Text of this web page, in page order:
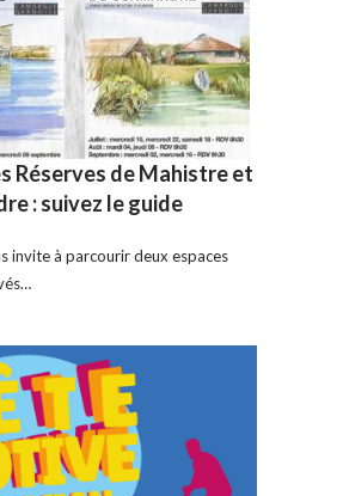
Réserves de Mahistre et
: suivez le guide
invite à parcourir deux espaces